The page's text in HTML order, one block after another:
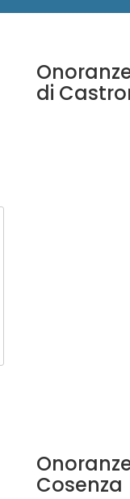
di
Cosenza